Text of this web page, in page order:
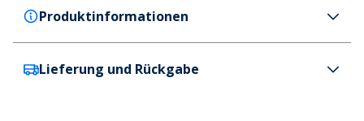
Produktinformationen
JACK & JONES
Lieferung und Rückgabe